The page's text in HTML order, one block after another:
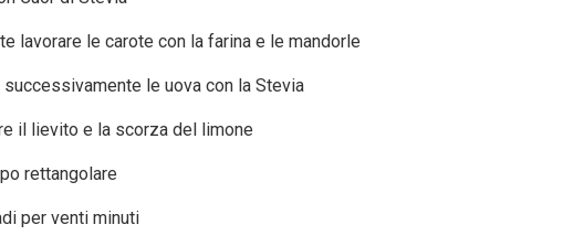
lavorare le carote con la farina e le mandorle
le uova con la Stevia
il lievito e la scorza del limone
rettangolare
per venti minuti